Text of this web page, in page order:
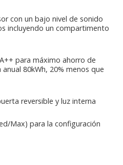
con un bajo nivel de sonido
incluyendo un compartimento
para máximo ahorro de
80kWh, 20% menos que
reversible y luz interna
Max) para la configuración